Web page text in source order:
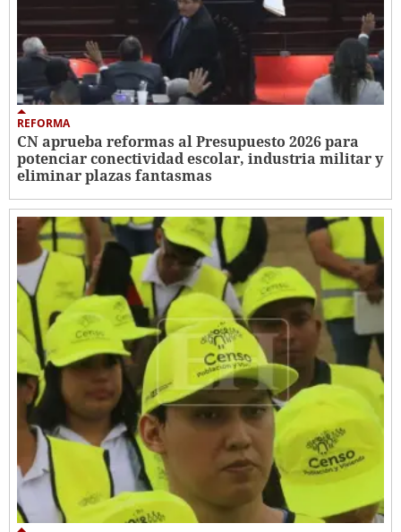
REFORMA
CN aprueba reformas al Presupuesto 2026 para
potenciar conectividad escolar, industria militar y
eliminar plazas fantasmas